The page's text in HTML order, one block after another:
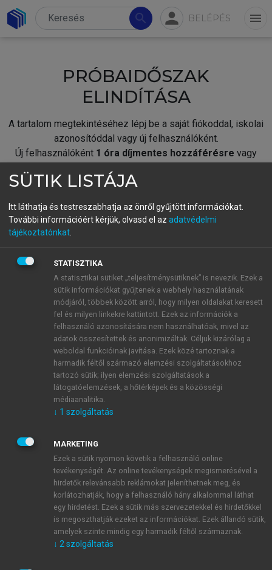
search person BELÉPÉS menu
PRÓBAIDŐSZAK
ELINDÍTÁSA
A tartalom megtekintéséhez lépj be a saját fiókoddal, iskolai
azonosítóddal vagy új felhasználóként.
Új felhasználóként 1 óra díjmentes hozzáférésre vagy
fiókoddal,vagy hozz létre új fiókot.
A regisztráció után apróbaidőszakautomatikusan
BELÉPÉS SAJÁT FIÓKKAL
ÚJ FIÓK LÉTREHOZÁSA
1 óra díjmentes hozzáférés
E-MAIL-CÍM
JELSZÓ
JELSZÓ ÚJRA
Kérek értesítést a MeRSZ újdonságairól, akcióiról.
Kérek értesítést az Akadémiai Kiadó Zrt. újdonságairól,
SÜTIK LISTÁJA
Itt láthatja és testreszabhatja az önről gyűjtött információkat.
További információért kérjük, olvasd el az adatvédelmi
tájékoztatónkat
STATISZTIKA
A statisztikai sütiket „teljesítménysütiknek” is nevezik. Ezek a
sütik információkat gyűjtenek a webhely használatának
módjáról, többek között arról, hogy milyen oldalakat keresett
fel és milyen linkekre kattintott. Ezek az információk a
felhasználó azonosítására nem használhatóak, mivel az
adatok összesítettek és anonimizáltak. Céljuk kizárólag a
weboldal funkcióinak javítása. Ezek közé tartoznak a
harmadik féltől származó elemzési szolgáltatásokhoz
tartozó sütik; ilyen elemzési szolgáltatások a
látogatóelemzések, a hőtérképek és a közösségi
médiaanalitika.
↓ 1 szolgáltatás
MARKETING
Ezek a sütik nyomon követik a felhasználó online
tevékenységét. Az online tevékenységek megismerésével a
hirdetők relevánsabb reklámokat jeleníthetnek meg, és
korlátozhatják, hogy a felhasználó hány alkalommal láthat
egy hirdetést. Ezek a sütik más szervezetekkel és hirdetőkkel
is megoszthatják ezeket az információkat. Ezek állandó sütik,
amelyek szinte mindig egy harmadik féltől származnak.
↓ 2 szolgáltatás